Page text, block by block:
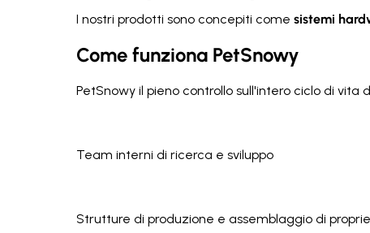
I nostri prodotti sono concepiti comesistemi
Come funziona PetSnowy
PetSnowy il pieno controllo sull'intero ciclo di vita
Team interni di ricerca e sviluppo
Strutture di produzione e assemblaggio di